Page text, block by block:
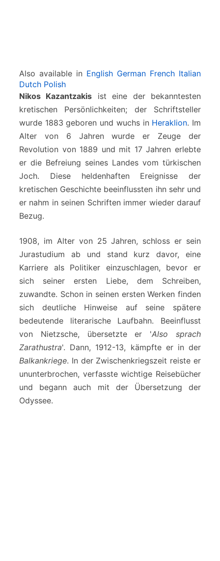
Also available in English German French Italian
Dutch Polish
Nikos Kazantzakis ist eine der bekanntesten
kretischen Persönlichkeiten; der Schriftsteller
wurde 1883 geboren und wuchs in Heraklion. Im
Alter von 6 Jahren wurde er Zeuge der
Revolution von 1889 und mit 17 Jahren erlebte
er die Befreiung seines Landes vom türkischen
Joch. Diese heldenhaften Ereignisse der
kretischen Geschichte beeinflussten ihn sehr und
er nahm in seinen Schriften immer wieder darauf
Bezug.
1908, im Alter von 25 Jahren, schloss er sein
Jurastudium ab und stand kurz davor, eine
Karriere als Politiker einzuschlagen, bevor er
sich seiner ersten Liebe, dem Schreiben,
zuwandte. Schon in seinen ersten Werken finden
sich deutliche Hinweise auf seine spätere
bedeutende literarische Laufbahn. Beeinflusst
von Nietzsche, übersetzte er 'Also sprach
Zarathustra'. Dann, 1912-13, kämpfte er in der
Balkankriege. In der Zwischenkriegszeit reiste er
ununterbrochen, verfasste wichtige Reisebücher
und begann auch mit der Übersetzung der
Odyssee.